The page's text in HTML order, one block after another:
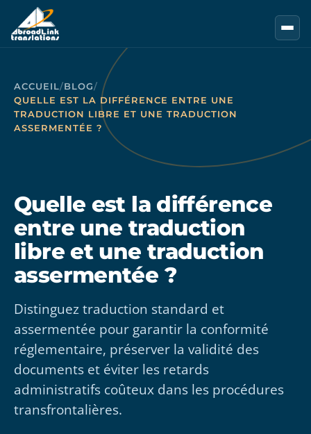
Aller au contenu principal
ACCUEIL/BLOG/
QUELLE EST LA DIFFÉRENCE ENTRE UNE
TRADUCTION LIBRE ET UNE TRADUCTION
ASSERMENTÉE ?
Quelle est la différence
entre une traduction
libre et une traduction
assermentée ?
Distinguez traduction standard et
assermentée pour garantir la conformité
réglementaire, préserver la validité des
documents et éviter les retards
administratifs coûteux dans les procédures
transfrontalières.